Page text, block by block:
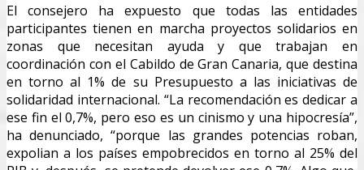
El consejero ha expuesto que todas las entidades
participantes tienen en marcha proyectos solidarios en
zonas que necesitan ayuda y que trabajan en
coordinación con el Cabildo de Gran Canaria, que destina
en torno al 1% de su Presupuesto a las iniciativas de
solidaridad internacional. “La recomendación es dedicar a
ese fin el 0,7%, pero eso es un cinismo y una hipocresía”,
ha denunciado, “porque las grandes potencias roban,
expolian a los países empobrecidos en torno al 25% del